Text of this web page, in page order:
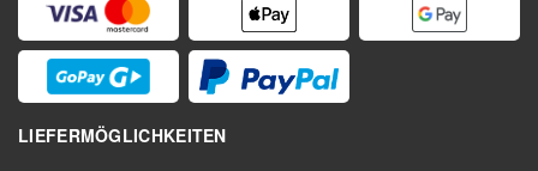
LIEFERMÖGLICHKEITEN